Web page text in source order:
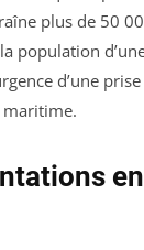
plus de 50
population
d’une
maritime.